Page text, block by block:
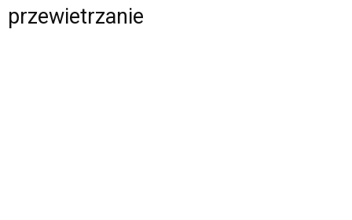
przewietrzanie